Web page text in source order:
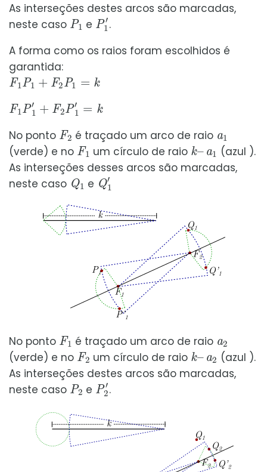
As interseções destes arcos são marcadas,
neste caso
P1
e
P1′
.
A forma como os raios foram escolhidos é
garantida:
F1P1+F2P1=
F1 P1′ 2P 1′=
No ponto
F2
é traçado um arco de raio
(verde) e no
F1
um círculo de raio
k–
a1
(azul ).
As interseções desses arcos são marcadas,
neste caso
Q1
e
Q1′
No ponto
F1
é traçado um arco de raio
(verde) e no
F2
um círculo de raio
k–
a2
(azul ).
As interseções destes arcos são marcadas,
neste caso
P2
e
P2′
.